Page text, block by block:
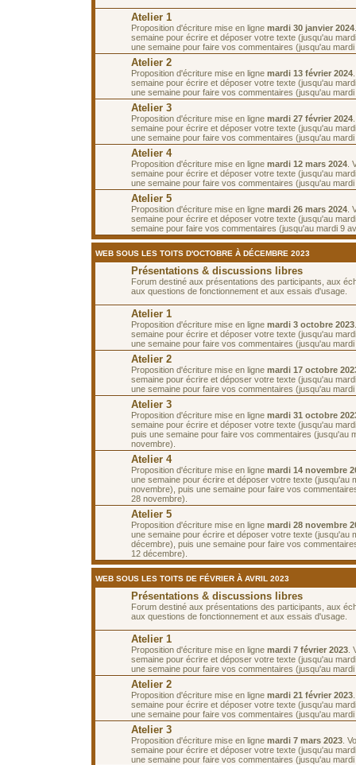
Atelier 1
Proposition d'écriture mise en ligne mardi 30 janvier 2024
semaine pour écrire et déposer votre texte (jusqu'au
une semaine pour faire vos commentaires (jusqu'au
Atelier 2
Proposition d'écriture mise en ligne mardi 13 février 2024
semaine pour écrire et déposer votre texte (jusqu'au
une semaine pour faire vos commentaires (jusqu'au
Atelier 3
Proposition d'écriture mise en ligne mardi 27 février 2024
semaine pour écrire et déposer votre texte (jusqu'au
une semaine pour faire vos commentaires (jusqu'au
Atelier 4
Proposition d'écriture mise en ligne mardi 12 mars 2024 .
semaine pour écrire et déposer votre texte (jusqu'au
une semaine pour faire vos commentaires (jusqu'au
Atelier 5
Proposition d'écriture mise en ligne mardi 26 mars 2024 .
semaine pour écrire et déposer votre texte (jusqu'au
semaine pour faire vos commentaires (jusqu'au mardi 9
WEB SOUS LES TOITS D'OCTOBRE À DÉCEMBRE 2023
Présentations & discussions libres
Forum destiné aux présentations des participants, aux
aux questions de fonctionnement et aux essais d'usage.
Atelier 1
Proposition d'écriture mise en ligne mardi 3 octobre 2023
semaine pour écrire et déposer votre texte (jusqu'au
une semaine pour faire vos commentaires (jusqu'au
Atelier 2
Proposition d'écriture mise en ligne mardi 17 octobre
semaine pour écrire et déposer votre texte (jusqu'au
une semaine pour faire vos commentaires (jusqu'au
Atelier 3
Proposition d'écriture mise en ligne mardi 31 octobre
semaine pour écrire et déposer votre texte (jusqu'au
puis une semaine pour faire vos commentaires (jusqu'au
novembre).
Atelier 4
Proposition d'écriture mise en ligne mardi 14 novembre
une semaine pour écrire et déposer votre texte (jusqu'au
novembre), puis une semaine pour faire vos
28 novembre).
Atelier 5
Proposition d'écriture mise en ligne mardi 28 novembre
une semaine pour écrire et déposer votre texte (jusqu'au
décembre), puis une semaine pour faire vos
12 décembre).
WEB SOUS LES TOITS DE FÉVRIER À AVRIL 2023
Présentations & discussions libres
Forum destiné aux présentations des participants, aux
aux questions de fonctionnement et aux essais d'usage.
Atelier 1
Proposition d'écriture mise en ligne mardi 7 février 2023
semaine pour écrire et déposer votre texte (jusqu'au
une semaine pour faire vos commentaires (jusqu'au
Atelier 2
Proposition d'écriture mise en ligne mardi 21 février 2023
semaine pour écrire et déposer votre texte (jusqu'au
une semaine pour faire vos commentaires (jusqu'au
Atelier 3
Proposition d'écriture mise en ligne mardi 7 mars 2023 .
semaine pour écrire et déposer votre texte (jusqu'au
une semaine pour faire vos commentaires (jusqu'au